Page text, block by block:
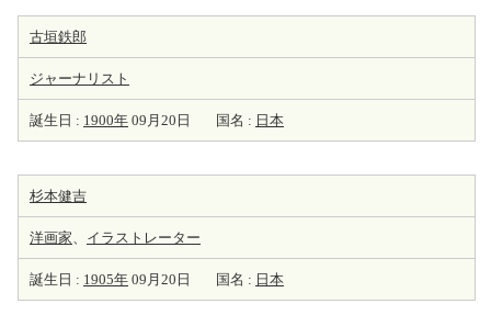
古垣鉄郎
ジャーナリスト
誕生日 : 1900年 09月20日 国名 : 日本
杉本健吉
洋画家、 イラストレーター
誕生日 : 1905年 09月20日 国名 : 日本